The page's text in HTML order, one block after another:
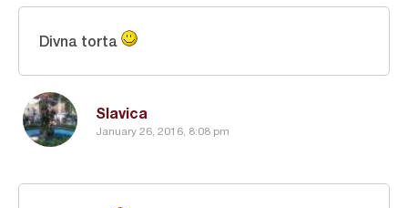
Slavica
January 26, 2016, 8:08 pm
Divna torta